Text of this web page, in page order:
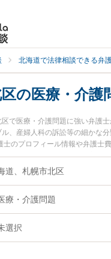
北海道で法律相談できる弁
の医療・介護
で医療・介護問題に強い弁護
、産婦人科の訴訟等の細かな
士のプロフィール情報や弁護士
護問題のトラブル解決の実績
談者さんにおすすめです。
道、札幌市北区
療・介護問題
選択